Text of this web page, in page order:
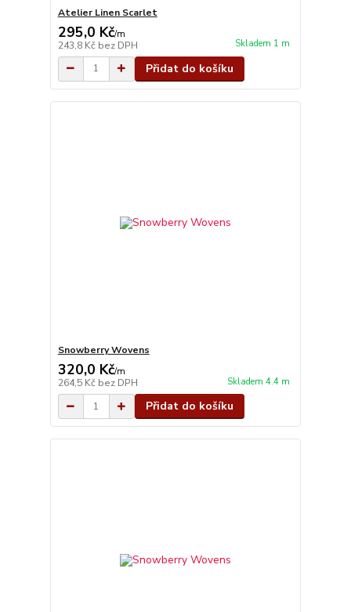
Atelier Linen Scarlet
295,0 Kč/m
243,8 Kč bez DPH Skladem 1 m
Přidat do košíku
Snowberry Wovens
320,0 Kč/m
264,5 Kč bez DPH Skladem 4.4 m
Přidat do košíku